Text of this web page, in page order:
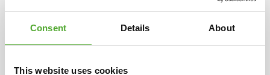
Consent Details About
This website uses cookies
erhalten hat. Der Unternehmer kann, sofern er den